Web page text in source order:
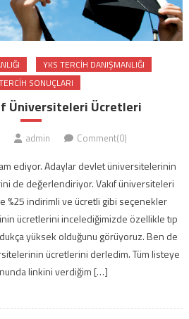
YKS TERCIH DANIŞMANLIĞI
SONUÇLARI
Üniversiteleri Ücretleri
admin Comment(0)
ediyor. Adaylar devlet üniversitelerinin
de değerlendiriyor. Vakıf üniversiteleri
%25 indirimli ve ücretli gibi seçenekler
ücretlerini incelediğimizde özellikle tıp
yüksek olduğunu görüyoruz. Ben de
ücretlerini derledim. Tüm listeye
linkini verdiğim […]